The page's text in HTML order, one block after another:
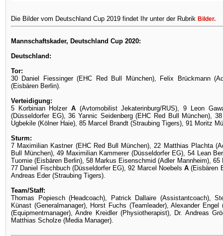
Die Bilder vom Deutschland Cup 2019 findet Ihr unter der Rubrik Bilder.
Mannschaftskader, Deutschland Cup 2020:
Deutschland:
Tor:
30 Daniel Fiessinger (EHC Red Bull München), Felix Brückmann
(Eisbären Berlin).
Verteidigung:
5 Korbinian HolzerA (Avtomobilist Jekaterinburg/RUS), 9 Leon
(Düsseldorfer EG), 36 Yannic Seidenberg (EHC Red Bull München),
Ugbekile (Kölner Haie), 85 Marcel Brandt (Straubing Tigers), 91 Moritz
Sturm:
7 Maximilian Kastner (EHC Red Bull München), 22 Matthias Plachta
Bull München), 49 Maximilian Kammerer (Düsseldorfer EG), 54 Lean
Tuomie (Eisbären Berlin), 58 Markus Eisenschmid (Adler Mannheim),
77 Daniel Fischbuch (Düsseldorfer EG), 92 Marcel Noebels A (Eisbären
Andreas Eder (Straubing Tigers).
Team/Staff:
Thomas Popiesch (Headcoach), Patrick Dallaire (Assistantcoach),
Künast (Generalmanager), Horst Fuchs (Teamleader), Alexander
(Equipmentmanager), Andre Kreidler (Physiotherapist), Dr. Andreas
Matthias Scholze (Media Manager).